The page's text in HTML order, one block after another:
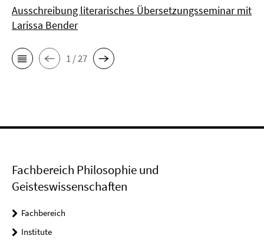
Ausschreibung literarisches Übersetzungsseminar mit
Larissa Bender
1 / 27
Fachbereich Philosophie und
Geisteswissenschaften
Fachbereich
Institute